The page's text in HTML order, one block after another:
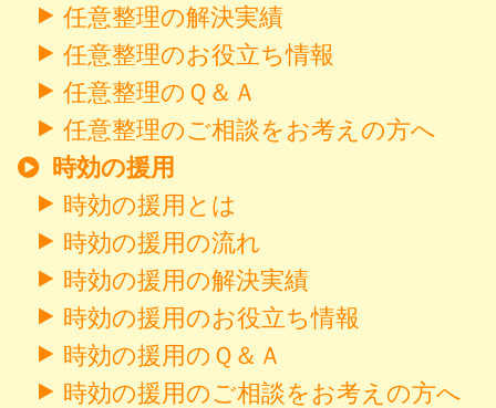
任意整理の解決実績
任意整理のお役立ち情報
任意整理のＱ＆Ａ
任意整理のご相談をお考えの方へ
時効の援用
時効の援用とは
時効の援用の流れ
時効の援用の解決実績
時効の援用のお役立ち情報
時効の援用のＱ＆Ａ
時効の援用のご相談をお考えの方へ